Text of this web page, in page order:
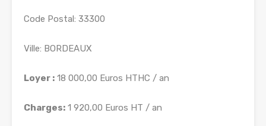
Code Postal: 33300
Ville: BORDEAUX
Loyer : 18 000,00 Euros HTHC / an
Charges: 1 920,00 Euros HT / an